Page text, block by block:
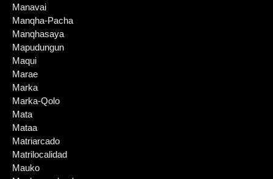
Manavai
Manqha-Pacha
Manqhasaya
Mapudungun
Maqui
Marae
Marka
Marka-Qolo
Mata
Mataa
Matriarcado
Matrilocalidad
Mauko